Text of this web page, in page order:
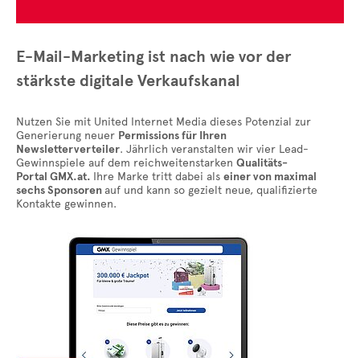
E-Mail-Marketing ist nach wie vor der
stärkste digitale Verkaufskanal
Nutzen Sie mit United Internet Media dieses Potenzial zur
Generierung neuer Permissions für Ihren
Newsletterverteiler. Jährlich veranstalten wir vier Lead-
Gewinnspiele auf dem reichweitenstarken Qualitäts-
Portal GMX.at. Ihre Marke tritt dabei als einer von maximal
sechs Sponsoren auf und kann so gezielt neue, qualifizierte
Kontakte gewinnen.